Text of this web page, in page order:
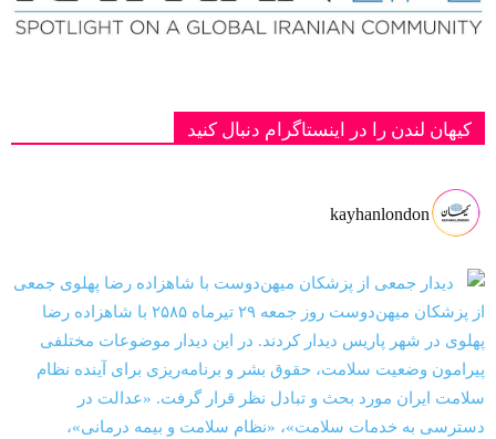
کیهان لندن را در اینستاگرام دنبال کنید
kayhanlondon